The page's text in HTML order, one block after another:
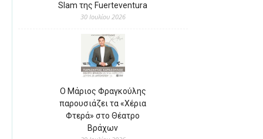
Slam της Fuerteventura
30 Ιουλίου 2026
Ο Μάριος Φραγκούλης
παρουσιάζει τα «Χέρια
Φτερά» στο Θέατρο
Βράχων